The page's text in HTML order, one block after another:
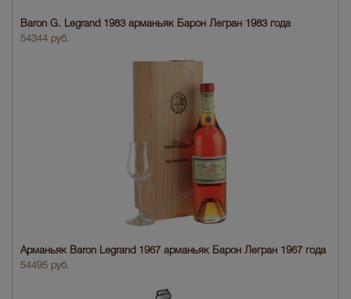
Baron G. Legrand 1983 арманьяк Барон Легран 1983 года
54344 руб.
Арманьяк Baron Legrand 1967 арманьяк Барон Легран 1967 года
54495 руб.